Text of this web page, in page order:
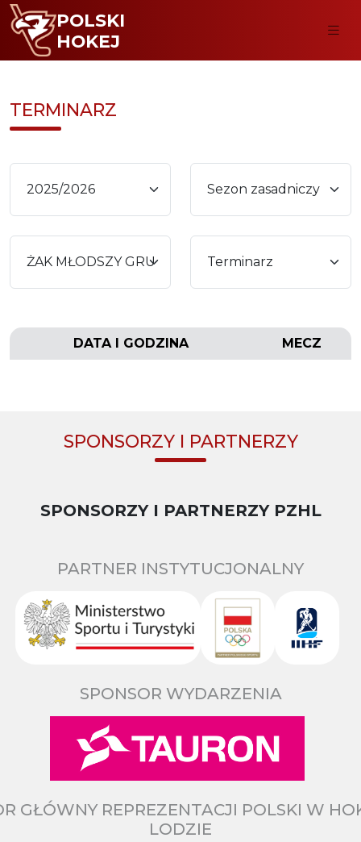
POLSKI
HOKEJ
TERMINARZ
DATA I GODZINA MECZ
SPONSORZY I PARTNERZY
SPONSORZY I PARTNERZY PZHL
PARTNER INSTYTUCJONALNY
SPONSOR WYDARZENIA
GŁÓWNY REPREZENTACJI POLSKI W
LODZIE